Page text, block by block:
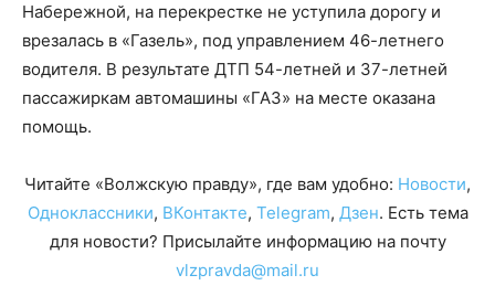
Набережной, на перекрестке не уступила дорогу и
врезалась в «Газель», под управлением 46-летнего
водителя. В результате ДТП 54-летней и 37-летней
пассажиркам автомашины «ГАЗ» на месте оказана
помощь.
Читайте «Волжскую правду», где вам удобно: Новости,
Одноклассники, ВКонтакте, Telegram, Дзен. Есть тема
для новости? Присылайте информацию на почту
vlzpravda@mail.ru